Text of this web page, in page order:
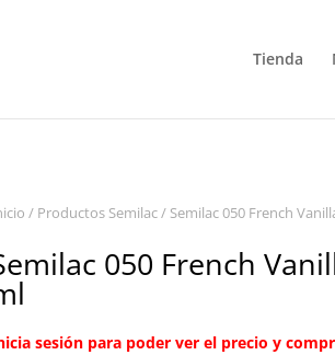
Tienda
/ Productos Semilac/ Semilac 050 French
050 French
sesión para poder ver el precio y